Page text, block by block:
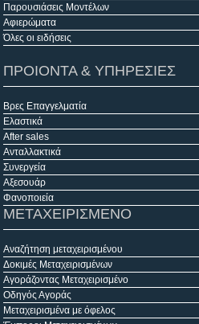
Παρουσιάσεις Μοντέλων
Αφιερώματα
Όλες οι ειδήσεις
ΠΡΟΙΟΝΤΑ & ΥΠΗΡΕΣΙΕΣ
Βρες Επαγγελματία
Ελαστικά
After sales
Ανταλλακτικά
Συνεργεία
Αξεσουάρ
Φανοποιεία
ΜΕΤΑΧΕΙΡΙΣΜΕΝΟ
Αναζήτηση μεταχειρισμένου
Δοκιμές Μεταχειρισμένων
Αγοράζοντας Μεταχειρισμένο
Οδηγός Αγοράς
Μεταχειρισμένα με όφελος